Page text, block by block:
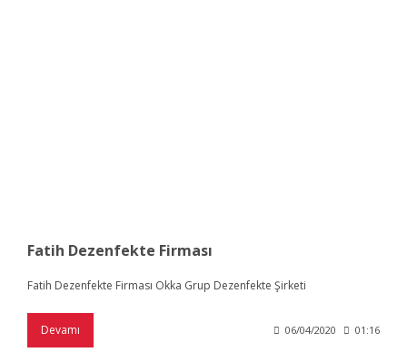
Fatih Dezenfekte Firması
Fatih Dezenfekte Firması Okka Grup Dezenfekte Şirketi
Devamı 06/04/2020 01:16